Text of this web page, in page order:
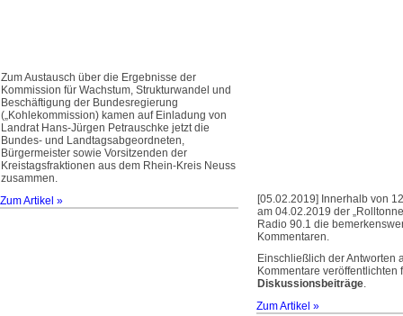
Zum Austausch über die Ergebnisse der
Kommission für Wachstum, Strukturwandel und
Beschäftigung der Bundesregierung
(„Kohlekommission) kamen auf Einladung von
Landrat Hans-Jürgen Petrauschke jetzt die
Bundes- und Landtagsabgeordneten,
Bürgermeister sowie Vorsitzenden der
Kreistagsfraktionen aus dem Rhein-Kreis Neuss
zusammen.
Zum Artikel »
[05.02.2019] Innerhalb von
am 04.02.2019 der
Radio 90.1 die
Kommentaren.
Einschließlich der Antworten
Kommentare veröffentlichten
Diskussionsbeiträge.
Zum Artikel »